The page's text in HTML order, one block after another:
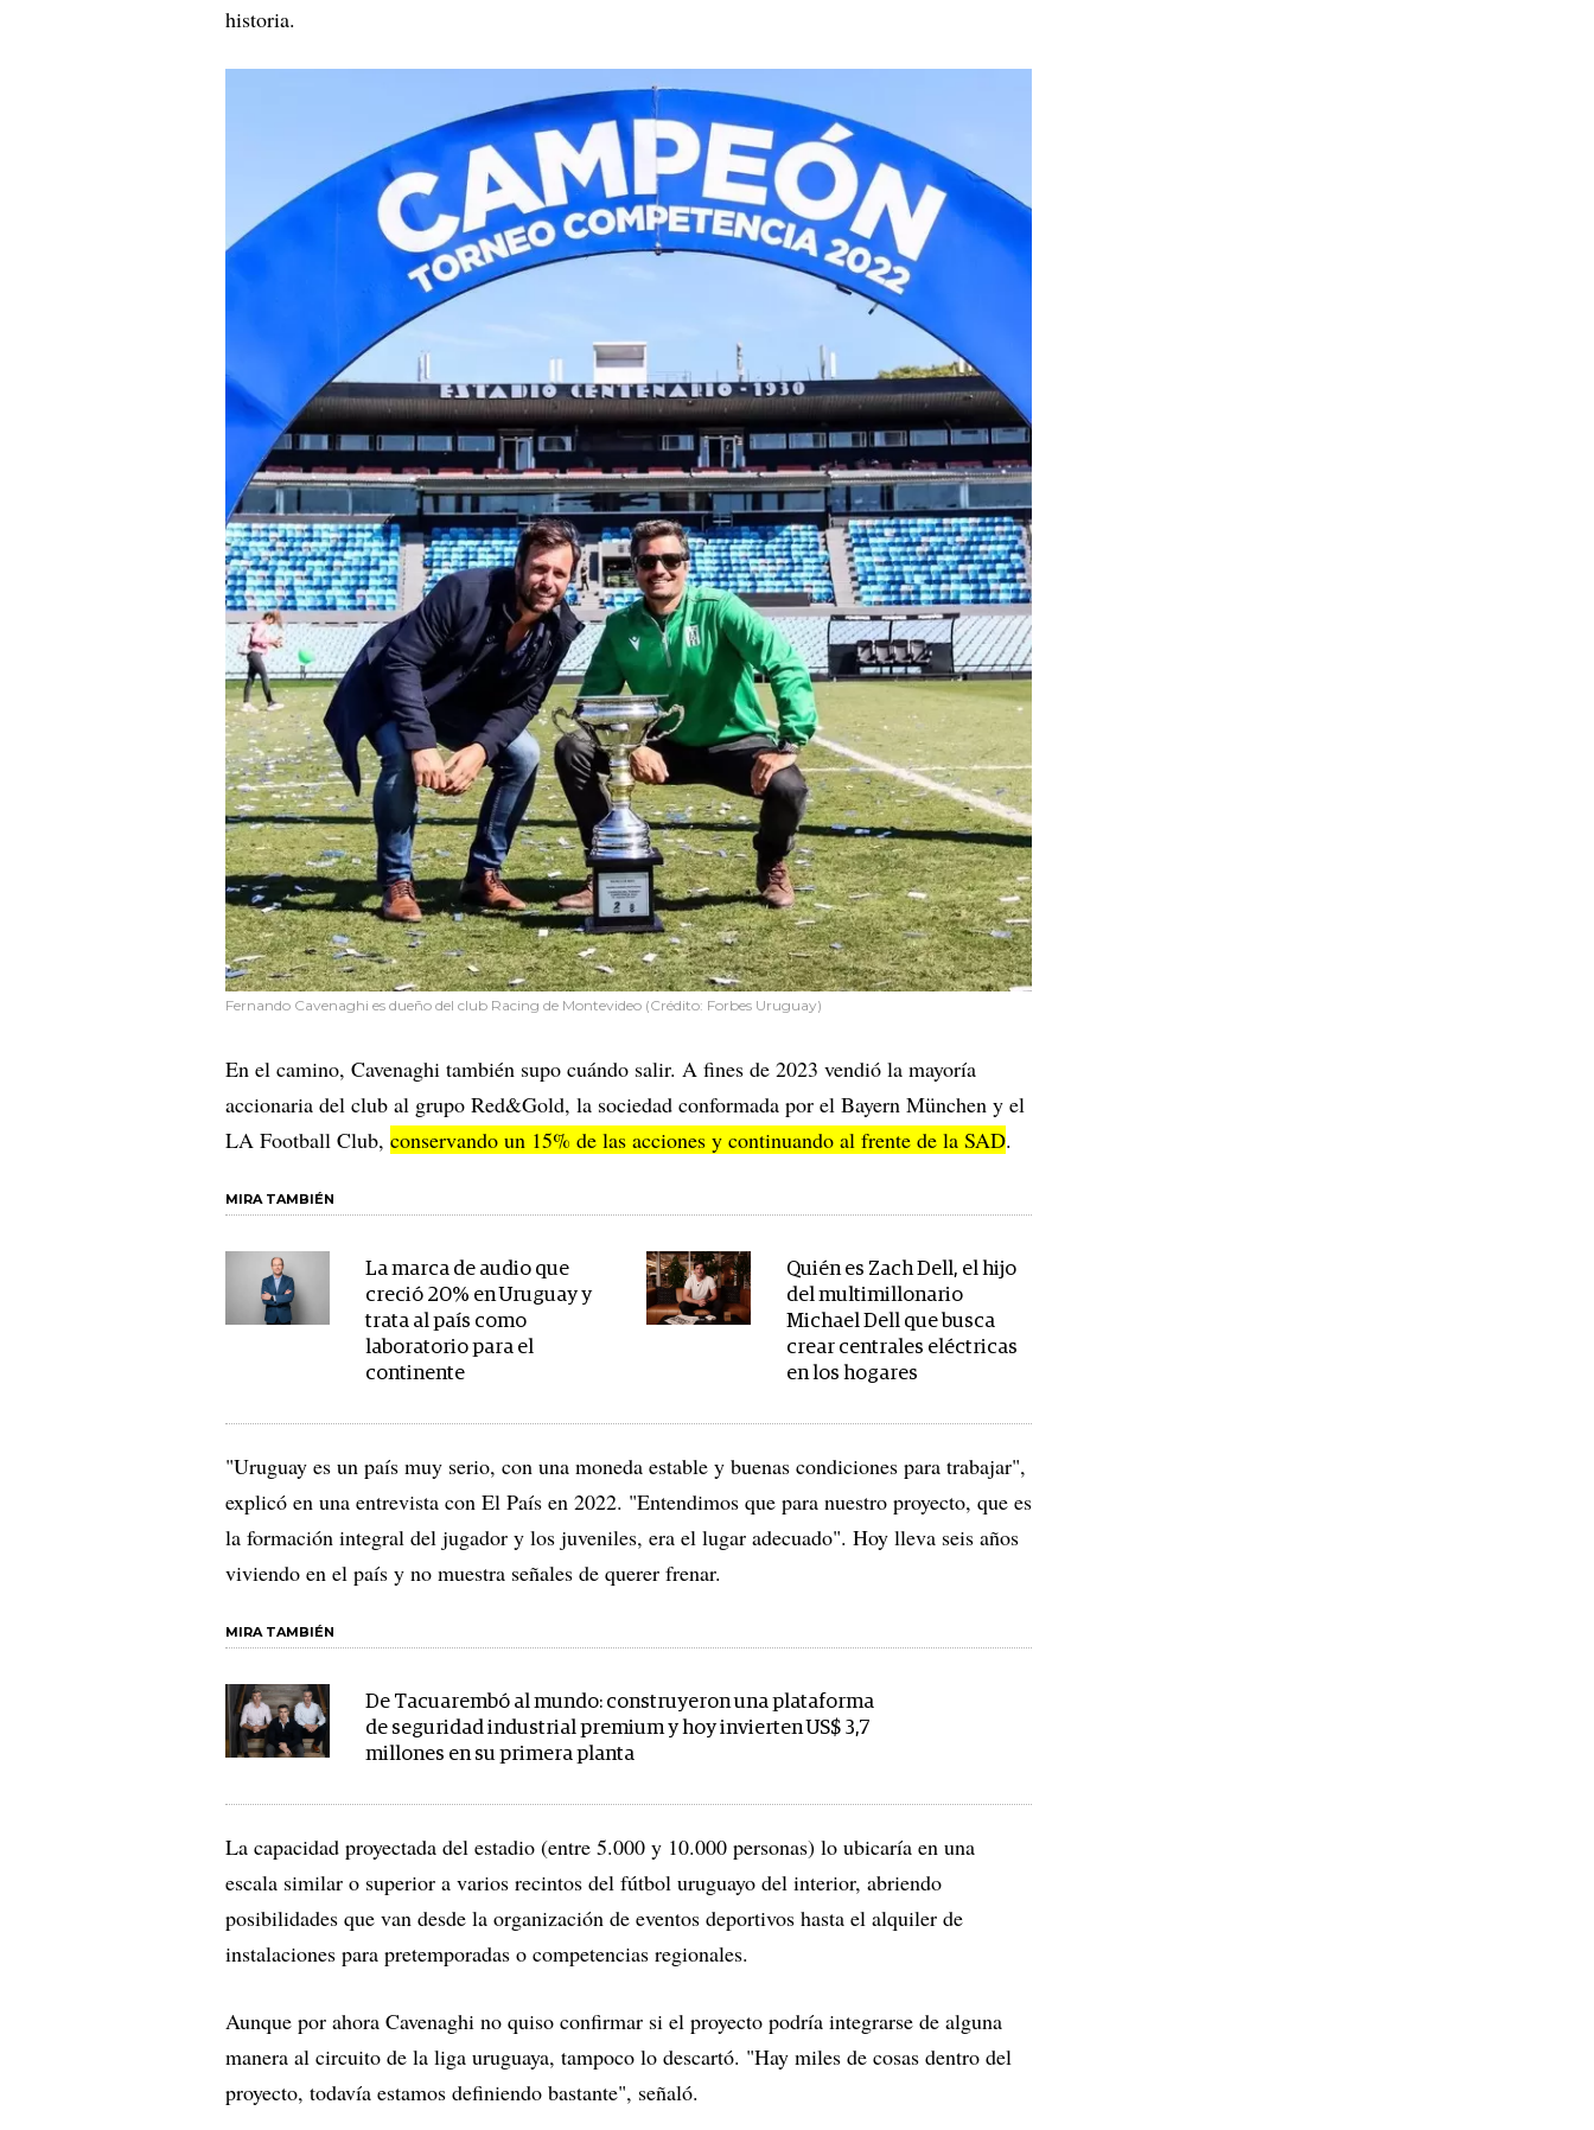
historia.
Fernando Cavenaghi es dueño del club Racing de Montevideo (Crédito: Forbes Uruguay)
En el camino, Cavenaghi también supo cuándo salir. A fines de 2023 vendió la mayoría
accionaria del club al grupo Red&Gold, la sociedad conformada por el Bayern München y el
LA Football Club, conservando un 15% de las acciones y continuando al frente de la SAD.
MIRA TAMBIÉN
La marca de audio que
creció 20% en Uruguay y
trata al país como
laboratorio para el
continente
Quién es Zach Dell, el hijo
del multimillonario
Michael Dell que busca
crear centrales eléctricas
en los hogares
"Uruguay es un país muy serio, con una moneda estable y buenas condiciones para trabajar",
explicó en una entrevista con El País en 2022. "Entendimos que para nuestro proyecto, que es
la formación integral del jugador y los juveniles, era el lugar adecuado". Hoy lleva seis años
viviendo en el país y no muestra señales de querer frenar.
MIRA TAMBIÉN
De Tacuarembó al mundo: construyeron una plataforma
de seguridad industrial premium y hoy invierten US$ 3,7
millones en su primera planta
La capacidad proyectada del estadio (entre 5.000 y 10.000 personas) lo ubicaría en una
escala similar o superior a varios recintos del fútbol uruguayo del interior, abriendo
posibilidades que van desde la organización de eventos deportivos hasta el alquiler de
instalaciones para pretemporadas o competencias regionales.
Aunque por ahora Cavenaghi no quiso confirmar si el proyecto podría integrarse de alguna
manera al circuito de la liga uruguaya, tampoco lo descartó. "Hay miles de cosas dentro del
proyecto, todavía estamos definiendo bastante", señaló.